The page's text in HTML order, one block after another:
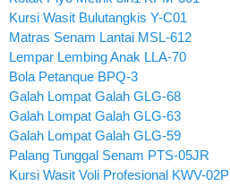
Kursi Wasit Bulutangkis Y-C01
Matras Senam Lantai MSL-612
Lempar Lembing Anak LLA-70
Bola Petanque BPQ-3
Galah Lompat Galah GLG-68
Galah Lompat Galah GLG-63
Galah Lompat Galah GLG-59
Palang Tunggal Senam PTS-05JR
Kursi Wasit Voli Profesional KWV-02P